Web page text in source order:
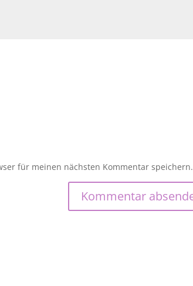
für meinen nächsten Kommentar speichern.